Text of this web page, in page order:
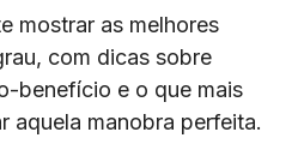
mostrar as melhores
com dicas sobre
benefício e o que mais
aquela manobra perfeita.